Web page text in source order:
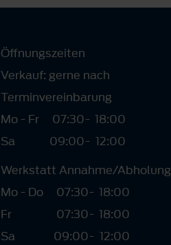
Öffnungszeiten
Verkauf: gerne nach
Terminvereinbarung
Mo - Fr
07:30- 18:00
Sa
09:00- 12:00
Werkstatt Annahme/Abholung
Mo - Do
07:30- 18:00
Fr
07:30- 18:00
Sa
09:00- 12:00